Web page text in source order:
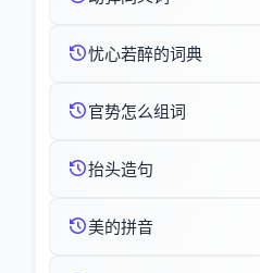
忧心若醉的词典
官势怎么组词
抬头造句
美的拼音